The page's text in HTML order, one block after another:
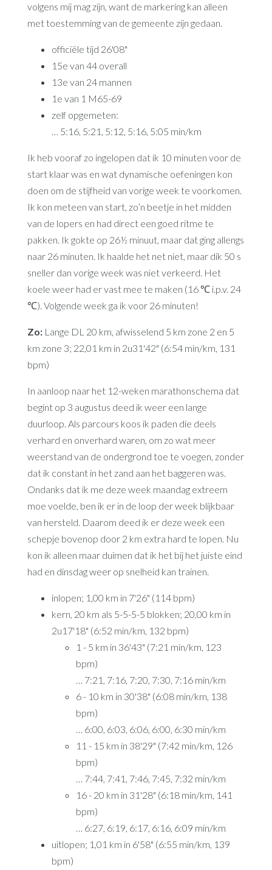
volgens mij mag zijn, want de markering kan alleen
met toestemming van de gemeente zijn gedaan.
officiële tijd 26'08"
15e van 44 overall
13e van 24 mannen
1e van 1 M65-69
zelf opgemeten:
… 5:16, 5:21, 5:12, 5:16, 5:05 min/km
Ik heb vooraf zo ingelopen dat ik 10 minuten voor de
start klaar was en wat dynamische oefeningen kon
doen om de stijfheid van vorige week te voorkomen.
Ik kon meteen van start, zo’n beetje in het midden
van de lopers en had direct een goed ritme te
pakken. Ik gokte op 26½ minuut, maar dat ging allengs
naar 26 minuten. Ik haalde het net niet, maar dik 50 s
sneller dan vorige week was niet verkeerd. Het
koele weer had er vast mee te maken (16 ℃ i.p.v. 24
℃). Volgende week ga ik voor 26 minuten!
Zo:Lange DL 20 km, afwisselend 5 km zone 2 en 5
km zone 3; 22,01 km in 2u31'42" (6:54 min/km, 131
bpm)
In aanloop naar het 12-weken marathonschema dat
begint op 3 augustus deed ik weer een lange
duurloop. Als parcours koos ik paden die deels
verhard en onverhard waren, om zo wat meer
weerstand van de ondergrond toe te voegen, zonder
dat ik constant in het zand aan het baggeren was.
Ondanks dat ik me deze week maandag extreem
moe voelde, ben ik er in de loop der week blijkbaar
van hersteld. Daarom deed ik er deze week een
schepje bovenop door 2 km extra hard te lopen. Nu
kon ik alleen maar duimen dat ik het bij het juiste eind
had en dinsdag weer op snelheid kan trainen.
inlopen; 1,00 km in 7'26" (114 bpm)
kern, 20 km als 5-5-5-5 blokken; 20,00 km in
2u17'18" (6:52 min/km, 132 bpm)
1 - 5 km in 36'43" (7:21 min/km, 123
bpm)
… 7:21, 7:16, 7:20, 7:30, 7:16 min/km
6 - 10 km in 30'38" (6:08 min/km, 138
bpm)
… 6:00, 6:03, 6:06, 6:00, 6:30 min/km
11 - 15 km in 38'29" (7:42 min/km, 126
bpm)
… 7:44, 7:41, 7:46, 7:45, 7:32 min/km
16 - 20 km in 31'28" (6:18 min/km, 141
bpm)
… 6:27, 6:19, 6:17, 6:16, 6:09 min/km
uitlopen; 1,01 km in 6'58" (6:55 min/km, 139
bpm)